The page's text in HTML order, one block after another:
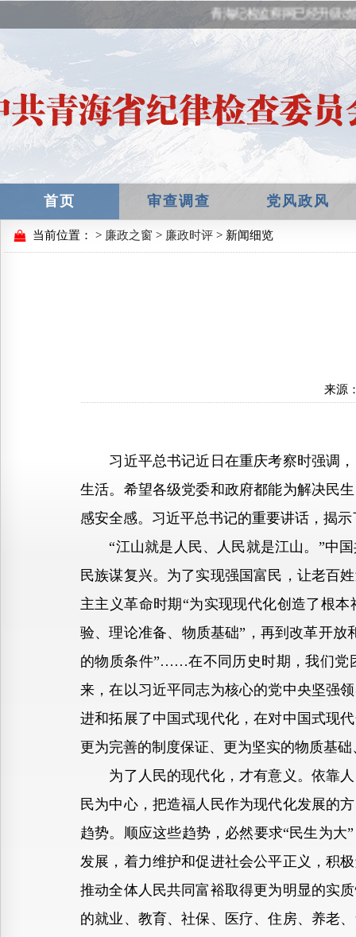
青海纪检监察网已经升级
首页 审查调查 党风政风
当前位置： > 廉政之窗 > 廉政时评 > 新闻细览
来源
习近平总书记近日在重庆考察时强调，
生活。希望各级党委和政府都能为解决民
感安全感。习近平总书记的重要讲话，揭
“江山就是人民、人民就是江山。”中国
民族谋复兴。为了实现强国富民，让老百
主主义革命时期“为实现现代化创造了根
验、理论准备、物质基础”，再到改革开
的物质条件”……在不同历史时期，我们党
来，在以习近平同志为核心的党中央坚强
进和拓展了中国式现代化，在对中国式现
更为完善的制度保证、更为坚实的物质基
为了人民的现代化，才有意义。依靠人
民为中心，把造福人民作为现代化发展的
趋势。顺应这些趋势，必然要求“民生为
发展，着力维护和促进社会公平正义，积
推动全体人民共同富裕取得更为明显的实
的就业、教育、社保、医疗、住房、养老